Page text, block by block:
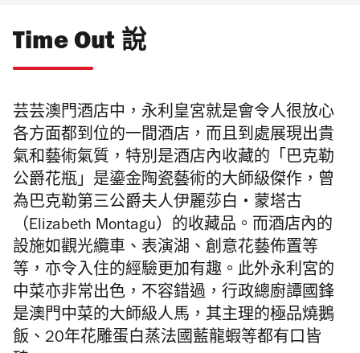
Time Out 說
芸芸澳門酒店中，永利皇宮就是會令人很放心
各方面都到位的一間酒店，而且到處展現出貴
氣和藝術氣質，特別是酒店內收藏的「巴克勒
公爵花瓶」是鎏金陶瓷藝術的大師級傑作，曾
為巴克勒第三公爵夫人伊麗莎白・蒙塔古
（Elizabeth Montagu）的收藏品。而酒店內的
設施如觀光纜車、表演湖、創意花藝佈置等
等，亦令入住的經驗更加有趣。此外永利宮的
中菜亦非常出色，不容錯過，行政總廚譚國鋒
是澳門中菜的大師級人馬，其主理的極品燒鵝
飯、20年花雕蛋白蒸法國藍龍蝦等都有口皆